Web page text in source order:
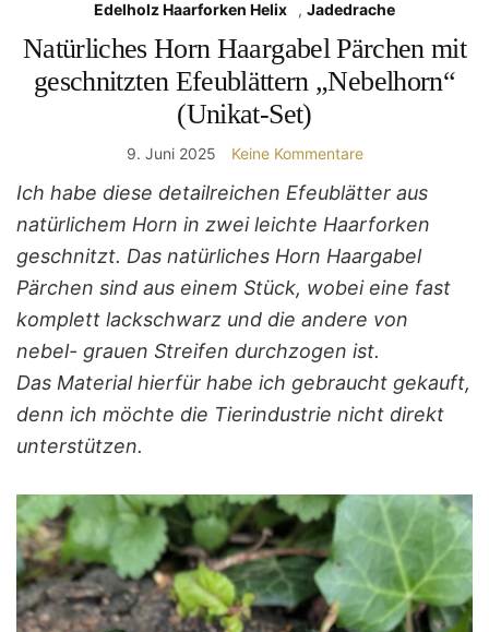
Edelholz Haarforken Helix , Jadedrache
Natürliches Horn Haargabel Pärchen mit
geschnitzten Efeublättern „Nebelhorn“
(Unikat-Set)
9. Juni 2025 Keine Kommentare
Ich habe diese detailreichen Efeublätter aus
natürlichem Horn in zwei leichte Haarforken
geschnitzt. Das natürliches Horn Haargabel
Pärchen sind aus einem Stück, wobei eine fast
komplett lackschwarz und die andere von
nebel- grauen Streifen durchzogen ist.
Das Material hierfür habe ich gebraucht gekauft,
denn ich möchte die Tierindustrie nicht direkt
unterstützen.